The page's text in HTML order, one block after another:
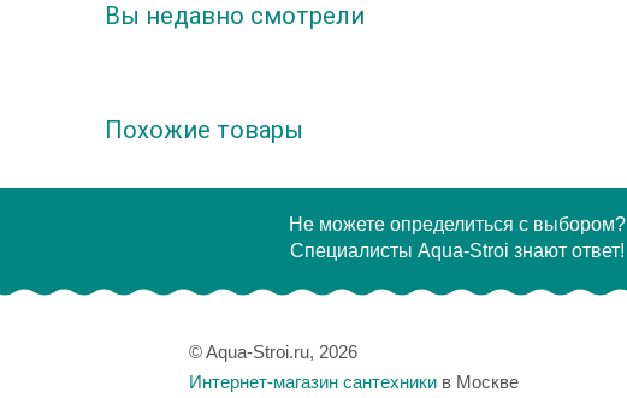
Вы недавно смотрели
Похожие товары
Не можете определиться с выбором?
Специалисты Aqua-Stroi знают ответ!
© Aqua-Stroi.ru, 2026
Интернет-магазин сантехники в Москве